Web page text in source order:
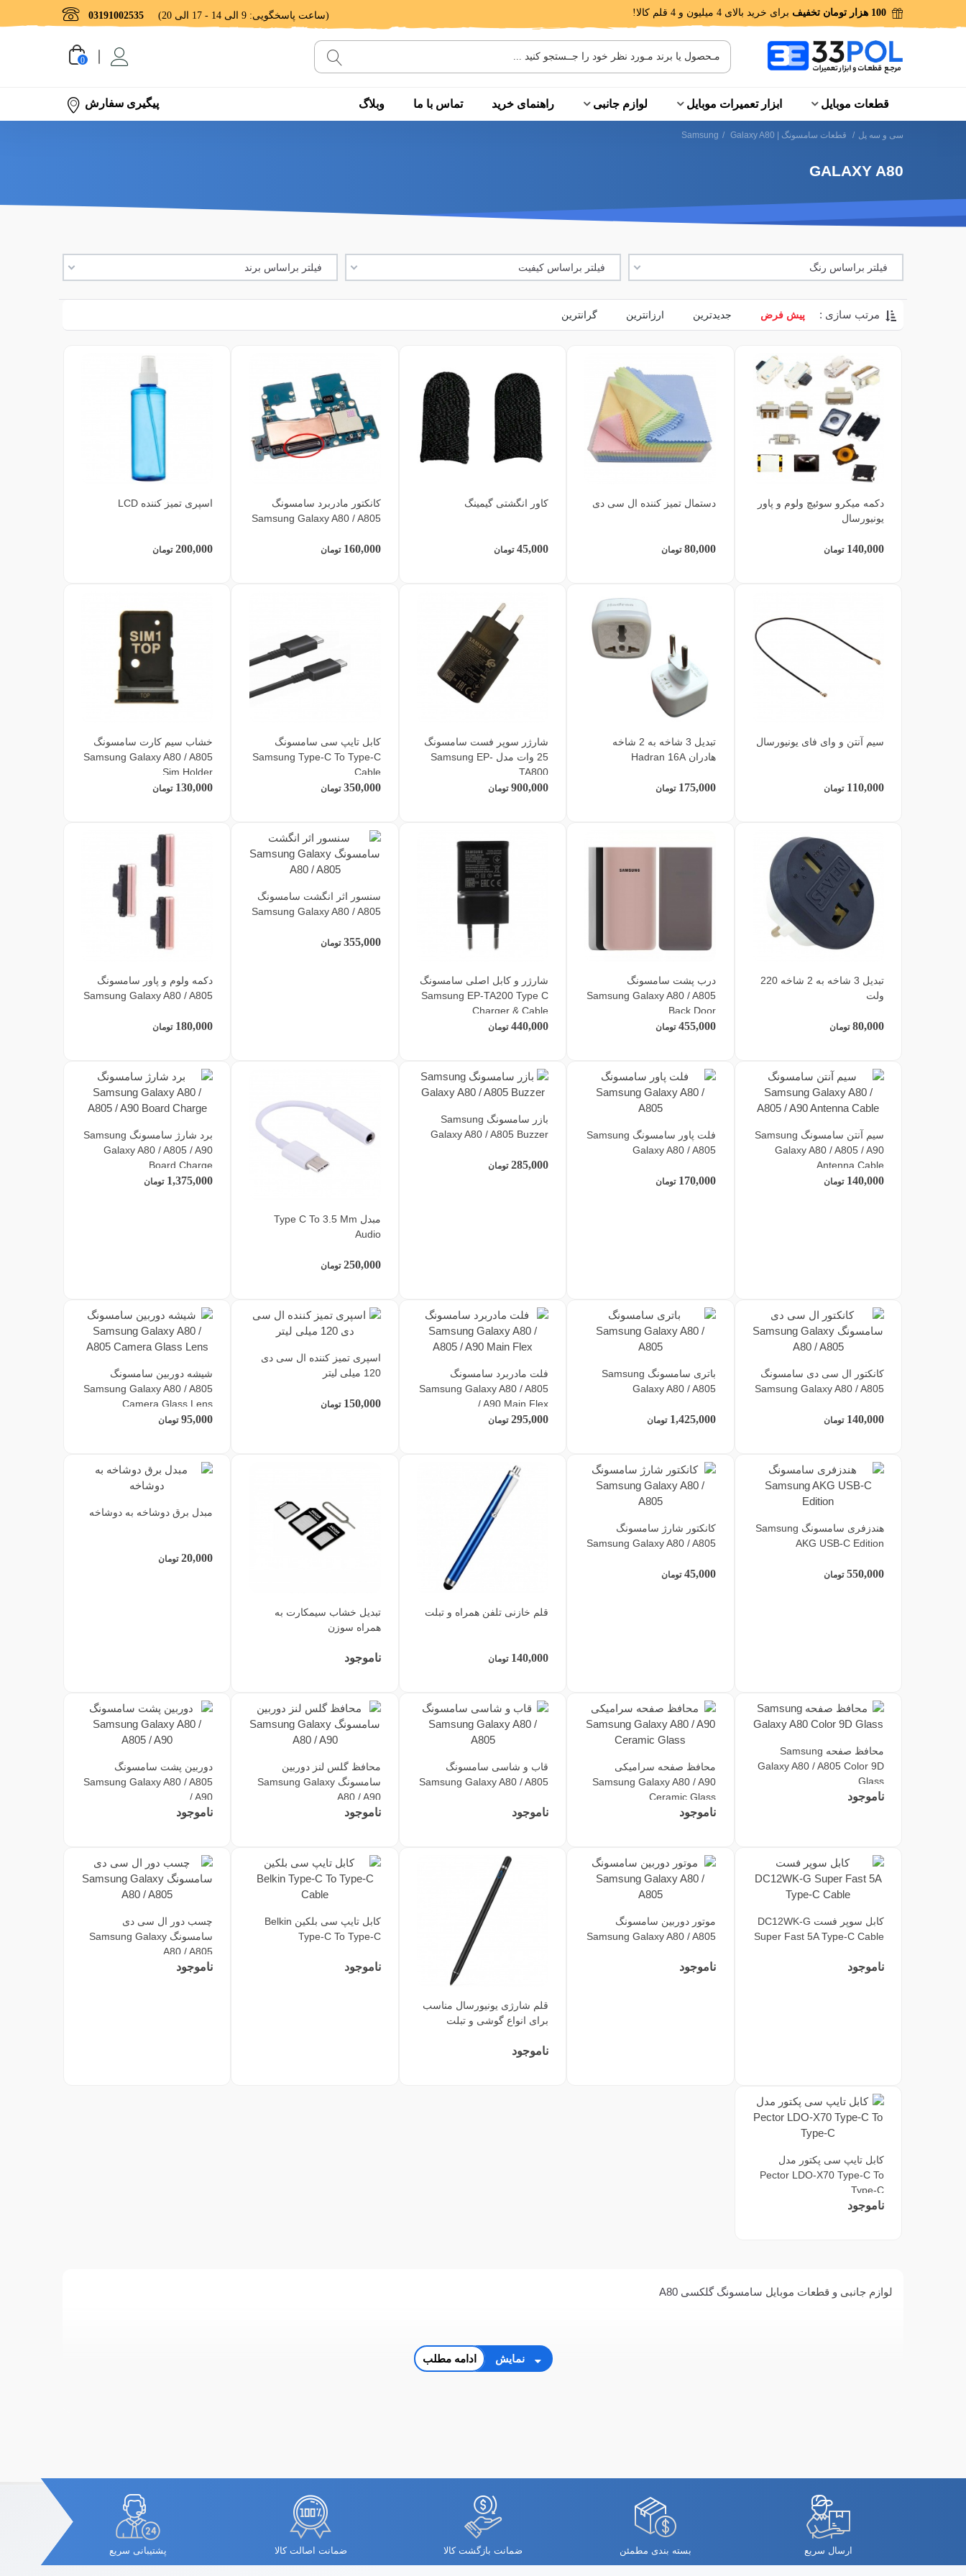
100 هزار تومان تخفیف برای خرید بالای 4 میلیون و 4 قلم کالا! 03191002535 (ساعت پاسخگویی: 9 الی 14 - 17 الی 20)
0
قطعات موبایل ابزار تعمیرات موبایل لوازم جانبی راهنمای خرید تماس با ما وبلاگ پیگیری سفارش
سی و سه پل / قطعات سامسونگ | Samsung / Galaxy A80
GALAXY A80
فیلتر براساس رنگ فیلتر براساس کیفیت فیلتر براساس برند
مرتب سازی : پیش فرض جدیدترین ارزانترین گرانترین
دکمه میکرو سوئیچ ولوم و پاور
یونیورسال
140,000 تومان
دستمال تمیز کننده ال سی دی
80,000 تومان
کاور انگشتی گیمینگ
45,000 تومان
کانکتور مادربرد سامسونگ
Samsung Galaxy A80 / A805
160,000 تومان
اسپری تمیز کننده LCD
200,000 تومان
سیم آنتن و وای فای یونیورسال
110,000 تومان
تبدیل 3 شاخه به 2 شاخه
هادران Hadran 16A
175,000 تومان
شارژر سوپر فست سامسونگ
25 وات مدل Samsung EP-
TA800
900,000 تومان
کابل تایپ سی سامسونگ
Samsung Type-C To Type-C
Cable
350,000 تومان
خشاب سیم کارت سامسونگ
Samsung Galaxy A80 / A805
Sim Holder
130,000 تومان
تبدیل 3 شاخه به 2 شاخه 220
ولت
80,000 تومان
درب پشت سامسونگ
Samsung Galaxy A80 / A805
Back Door
455,000 تومان
شارژر و کابل اصلی سامسونگ
Samsung EP-TA200 Type C
Charger & Cable
440,000 تومان
سنسور اثر انگشت سامسونگ
Samsung Galaxy A80 / A805
355,000 تومان
دکمه ولوم و پاور سامسونگ
Samsung Galaxy A80 / A805
180,000 تومان
سیم آنتن سامسونگ Samsung
Galaxy A80 / A805 / A90
Antenna Cable
140,000 تومان
فلت پاور سامسونگ Samsung
Galaxy A80 / A805
170,000 تومان
بازر سامسونگ Samsung
Galaxy A80 / A805 Buzzer
285,000 تومان
مبدل Type C To 3.5 Mm
Audio
250,000 تومان
برد شارژ سامسونگ Samsung
Galaxy A80 / A805 / A90
Board Charge
1,375,000 تومان
کانکتور ال سی دی سامسونگ
Samsung Galaxy A80 / A805
140,000 تومان
باتری سامسونگ Samsung
Galaxy A80 / A805
1,425,000 تومان
فلت مادربرد سامسونگ
Samsung Galaxy A80 / A805
/ A90 Main Flex
295,000 تومان
اسپری تمیز کننده ال سی دی
120 میلی لیتر
150,000 تومان
شیشه دوربین سامسونگ
Samsung Galaxy A80 / A805
Camera Glass Lens
95,000 تومان
هندزفری سامسونگ Samsung
AKG USB-C Edition
550,000 تومان
کانکتور شارژ سامسونگ
Samsung Galaxy A80 / A805
45,000 تومان
قلم خازنی تلفن همراه و تبلت
140,000 تومان
تبدیل خشاب سیمکارت به
همراه سوزن
ناموجود
مبدل برق دوشاخه به دوشاخه
20,000 تومان
محافظ صفحه Samsung
Galaxy A80 / A805 Color 9D
Glass
ناموجود
محافظ صفحه سرامیکی
Samsung Galaxy A80 / A90
Ceramic Glass
ناموجود
قاب و شاسی سامسونگ
Samsung Galaxy A80 / A805
ناموجود
محافظ گلس لنز دوربین
سامسونگ Samsung Galaxy
A80 / A90
ناموجود
دوربین پشت سامسونگ
Samsung Galaxy A80 / A805
/ A90
ناموجود
کابل سوپر فست DC12WK-G
Super Fast 5A Type-C Cable
ناموجود
موتور دوربین سامسونگ
Samsung Galaxy A80 / A805
ناموجود
قلم شارژی یونیورسال مناسب
برای انواع گوشی و تبلت
ناموجود
کابل تایپ سی بلکین Belkin
Type-C To Type-C
ناموجود
چسب دور ال سی دی
سامسونگ Samsung Galaxy
A80 / A805
ناموجود
کابل تایپ سی پکتور مدل
Pector LDO-X70 Type-C To
Type-C
ناموجود
لوازم جانبی و قطعات موبایل سامسونگ گلکسی A80
نمایش ادامه مطلب
ارسال سریع بسته بندی مطمئن ضمانت بازگشت کالا ضمانت اصالت کالا پشتیبانی سریع